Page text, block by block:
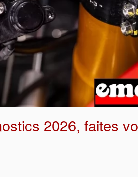
2026, faites